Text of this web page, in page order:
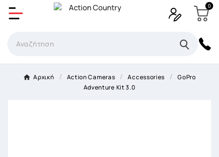
0
Αρχική Αction Cameras Accessories
GoPro
Adventure Kit 3.0
Δημιουργία λίστα επιθυμητών
×
Όνομα Λίστα επιθυμιτών
Δημιουργία λίστα επιθυμητών